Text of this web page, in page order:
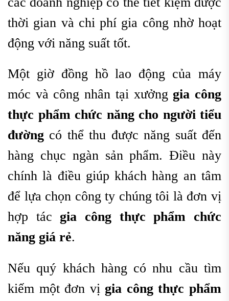
thời gian và chi phí gia công nhờ hoạt
động với năng suất tốt.
Một giờ đồng hồ lao động của máy
móc và công nhân tại xưởng gia công
thực phẩm chức năng cho người tiểu
đường có thể thu được năng suất đến
hàng chục ngàn sản phẩm. Điều này
chính là điều giúp khách hàng an tâm
để lựa chọn công ty chúng tôi là đơn vị
hợp tác gia công thực phẩm chức
năng giá rẻ.
Nếu quý khách hàng có nhu cầu tìm
kiếm một đơn vị gia công thực phẩm